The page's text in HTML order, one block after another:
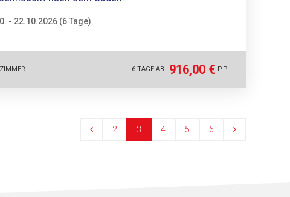
- 22.10.2026 (6 Tage)
6 TAGE AB 916,00 € P.P.
2 3 4 5 6